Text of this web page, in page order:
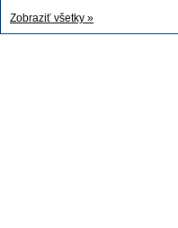
Zobraziť všetky »